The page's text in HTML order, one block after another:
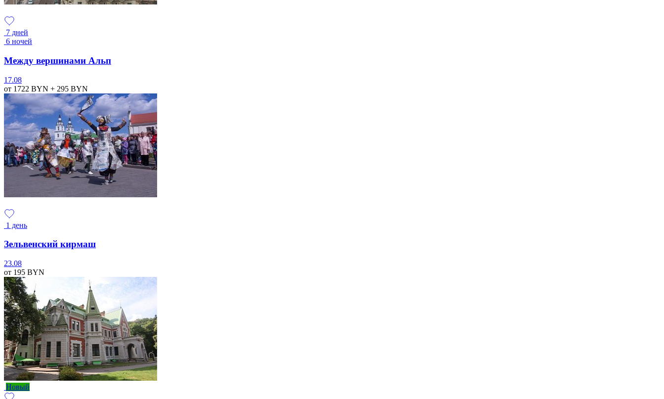
7 дней
6 ночей
Между вершинами Альп
17.08
от 1722 BYN + 295 BYN
1 день
Зельвенский кирмаш
23.08
от 195 BYN
Новый